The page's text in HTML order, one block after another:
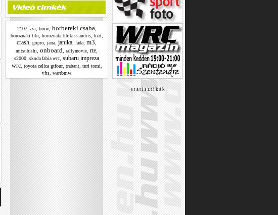
2107, asi bmw, borbereki csaba
boroznaki tibi boroznaki tibikiss andris, bzrt,
crash gopro jana janika lada m3
mitsubishi onboard rallymovie rte
s2000 skoda fabia wrc subaru impreza
wrc, toyota celica gtfour, trabant, turi tomi
vfts wartbmw
s t a t i s z t i k á k